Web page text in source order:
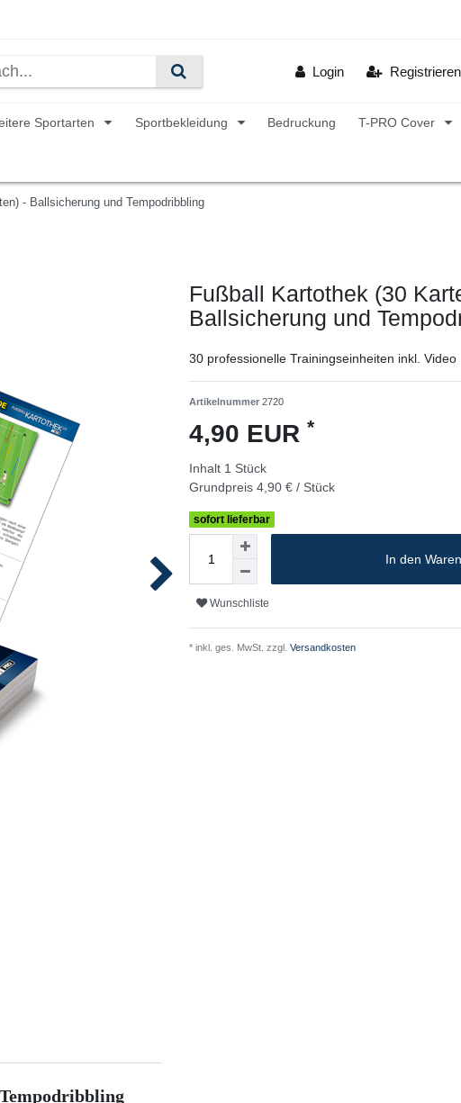
Login Registrieren
Sportarten Sportbekleidung Bedruckung T-PRO Cover
- Ballsicherung und Tempodribbling
Fußball Kartothek (30
Ballsicherung und
30 professionelle Trainingseinheiten inkl. Video
Artikelnummer 2720
4,90 EUR *
Inhalt 1 Stück
Grundpreis 4,90 € / Stück
sofort lieferbar
In den
Wunschliste
* inkl. ges. MwSt. zzgl. Versandkosten